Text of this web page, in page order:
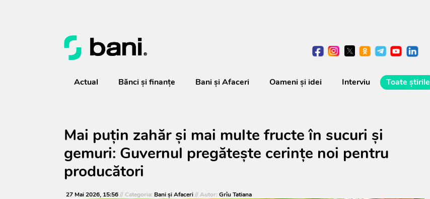
Actual Bănci şi finanţe Bani și Afaceri Oameni şi idei Interviu Toate știrile
Mai puțin zahăr și mai multe fructe în sucuri și
gemuri: Guvernul pregătește cerințe noi pentru
producători
27 Mai 2026, 15:56// Categoria: Bani și Afaceri// Autor: Grîu Tatiana